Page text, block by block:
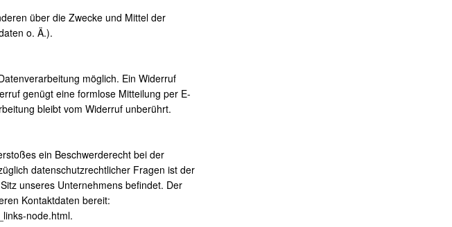
über die Zwecke und Mittel der
o. Ä.).
möglich. Ein Widerruf
genügt eine formlose Mitteilung per E-
bleibt vom Widerruf unberührt.
ein Beschwerderecht bei der
datenschutzrechtlicher Fragen ist der
unseres Unternehmens befindet. Der
Kontaktdaten bereit:
node.html.